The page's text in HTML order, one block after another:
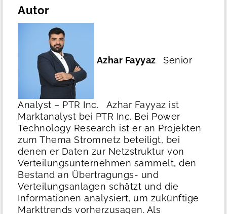
Autor
Azhar Fayyaz Senior
Analyst – PTR Inc.
Azhar Fayyaz ist
Marktanalyst bei PTR Inc. Bei Power
Technology Research ist er an Projekten
zum Thema Stromnetz beteiligt, bei
denen er Daten zur Netzstruktur von
Verteilungsunternehmen sammelt, den
Bestand an Übertragungs- und
Verteilungsanlagen schätzt und die
Informationen analysiert, um zukünftige
Markttrends vorherzusagen. Als